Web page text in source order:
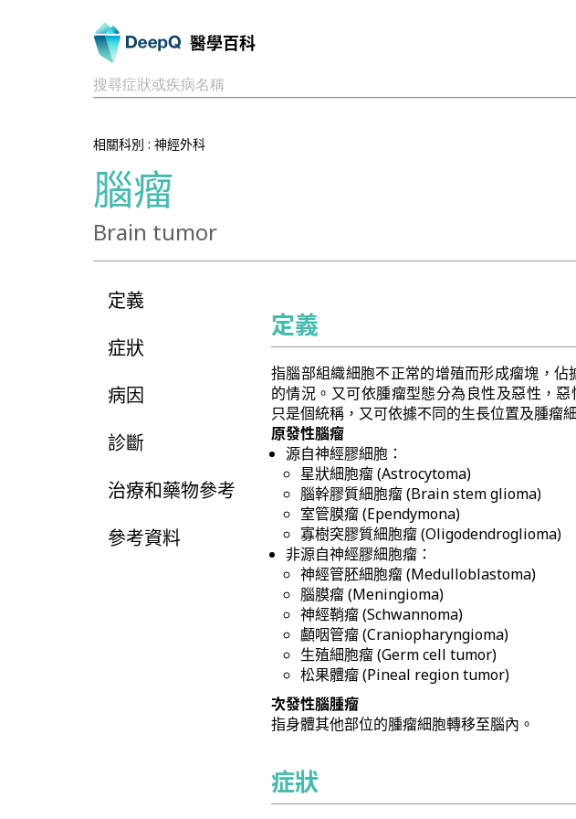
醫學百科
搜尋症狀或疾病名稱
相關科別 : 神經外科
腦瘤
Brain tumor
定義
症狀
病因
診斷
治療和藥物參考
參考資料
定義
指腦部組織細胞不正常的增殖而形成瘤塊，
的情況。又可依腫瘤型態分為良性及惡性，
只是個統稱，又可依據不同的生長位置及腫瘤
原發性腦瘤
源自神經膠細胞：
星狀細胞瘤 (Astrocytoma)
腦幹膠質細胞瘤 (Brain stem glioma)
室管膜瘤 (Ependymona)
寡樹突膠質細胞瘤 (Oligodendroglioma)
非源自神經膠細胞瘤：
神經管胚細胞瘤 (Medulloblastoma)
腦膜瘤 (Meningioma)
神經鞘瘤 (Schwannoma)
顱咽管瘤 (Craniopharyngioma)
生殖細胞瘤 (Germ cell tumor)
松果體瘤 (Pineal region tumor)
次發性腦腫瘤
指身體其他部位的腫瘤細胞轉移至腦內。
症狀